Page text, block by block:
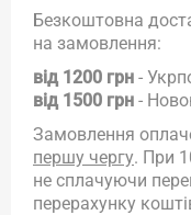
Безкоштовна
на замовлення:
від 1200 грн -
від 1500 грн -
Замовлення
першу чергу. При
не сплачуючи
перерахунку